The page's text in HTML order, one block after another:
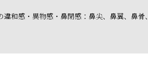
和感・異物感・鼻閉感：鼻尖、鼻翼、鼻